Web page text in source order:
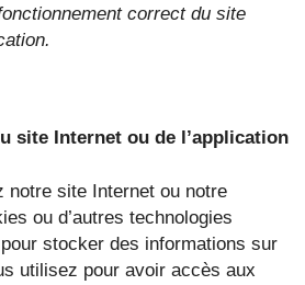
correct du site
Internet ou de l’application
notre site Internet ou notre
ou d’autres technologies
stocker des informations sur
utilisez pour avoir accès aux